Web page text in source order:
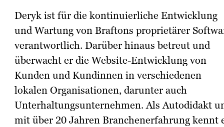
Deryk ist für die kontinuierliche Entwicklung
und Wartung von Braftons proprietärer
verantwortlich. Darüber hinaus betreut und
überwacht er die Website-Entwicklung von
Kunden und Kundinnen in verschiedenen
lokalen Organisationen, darunter auch
Unterhaltungsunternehmen. Als Autodidakt
mit über 20 Jahren Branchenerfahrung kennt